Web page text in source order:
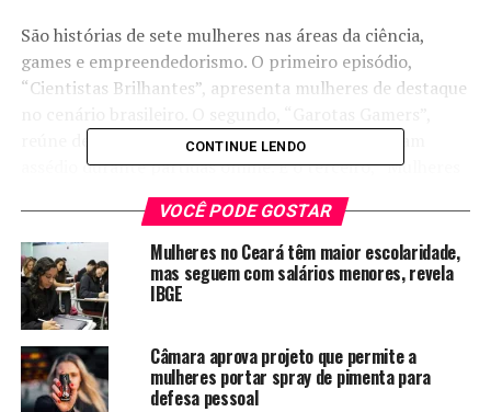
São histórias de sete mulheres nas áreas da ciência,
games e empreendedorismo. O primeiro episódio,
“Cientistas Brilhantes”, apresenta mulheres de destaque
reúne depoimentos de três jogadores que sofreram
assédio durante partidas online. E o terceiro, “Mulheres
Empreendedoras”, traz declarações de duas
personagens que batalharam para superar a descrença
sobre o real potencial delas.
CONTINUE LENDO
VOCÊ PODE GOSTAR
Mulheres no Ceará têm maior escolaridade,
mas seguem com salários menores, revela
IBGE
Câmara aprova projeto que permite a
mulheres portar spray de pimenta para
defesa pessoal